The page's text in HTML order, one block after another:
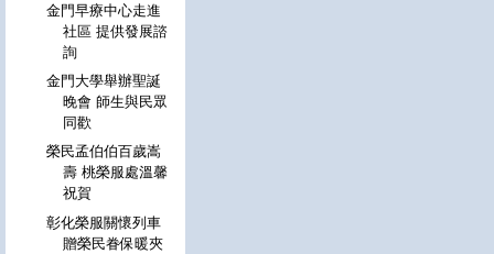
金門早療中心走進
社區 提供發展諮
詢
金門大學舉辦聖誕
晚會 師生與民眾
同歡
榮民孟伯伯百歲嵩
壽 桃榮服處溫馨
祝賀
彰化榮服關懷列車
贈榮民眷保暖夾